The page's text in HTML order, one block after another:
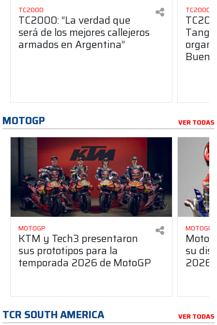
TC2000
TC2000: “La verdad que
será de los mejores callejeros
armados en Argentina”
TC2000
MOTOGP VER TODAS
MOTOGP
KTM y Tech3 presentaron
sus prototipos para la
temporada 2026 de MotoGP
MOTOGP
su
2026
TCR SOUTH AMERICA VER TODAS